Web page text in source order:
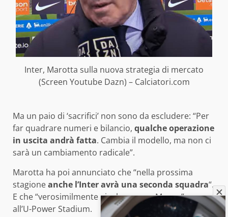
Inter, Marotta sulla nuova strategia di mercato
(Screen Youtube Dazn) – Calciatori.com
Ma un paio di ‘sacrifici’ non sono da escludere: “Per
far quadrare numeri e bilancio, qualche operazione
in uscita andrà fatta. Cambia il modello, ma non ci
sarà un cambiamento radicale”.
Marotta ha poi annunciato che “nella prossima
stagioneanche l’Inter avrà una seconda squadra“.
E che “verosimilmente giocheremo a Monza”, ovvero
all’U-Power Stadium.